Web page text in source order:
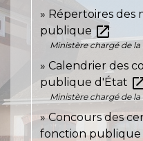
Répertoires des
publiqueopen_in_new
Ministère chargé de
Calendrier des
publique d'État
Ministère chargé de
Concours des
fonction